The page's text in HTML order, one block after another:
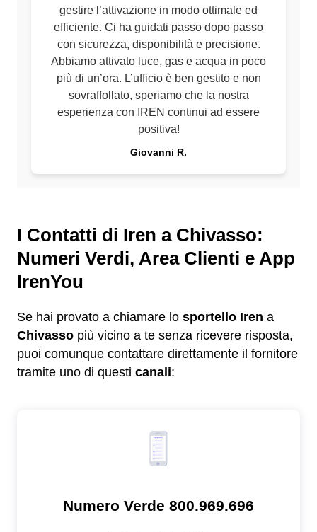
gestire l’attivazione in modo ottimale ed
efficiente. Ci ha guidati passo dopo passo
con sicurezza, disponibilità e precisione.
Abbiamo attivato luce, gas e acqua in poco
più di un’ora. L’ufficio è ben gestito e non
sovraffollato, speriamo che la nostra
esperienza con IREN continui ad essere
positiva!
Giovanni R.
I Contatti di Iren a Chivasso:
Numeri Verdi, Area Clienti e App
IrenYou
Se hai provato a chiamare lo sportello Iren a
Chivasso più vicino a te senza ricevere risposta,
puoi comunque contattare direttamente il fornitore
tramite uno di questi canali: